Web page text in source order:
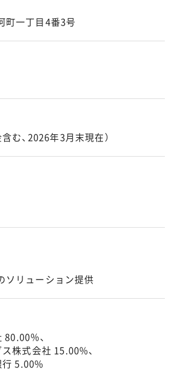
町一丁目4番3号
む、2026年3月末現在）
ソリューション提供
％、
株式会社 15.00%、
5.00%